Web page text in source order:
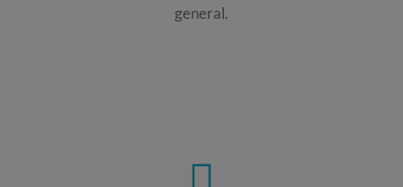
general.